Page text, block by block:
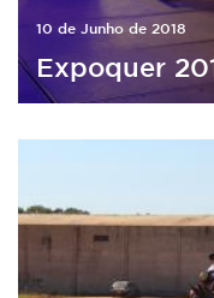
10 de Junho de 2018
Expoquer